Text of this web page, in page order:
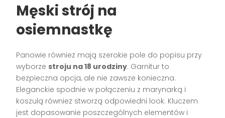
Męski strój na
osiemnastkę
Panowie również mają szerokie pole do popisu przy
wyborze stroju na 18 urodziny. Garnitur to
bezpieczna opcja, ale nie zawsze konieczna.
Eleganckie spodnie w połączeniu z marynarką i
koszulą również stworzą odpowiedni look. Kluczem
jest dopasowanie poszczególnych elementów i